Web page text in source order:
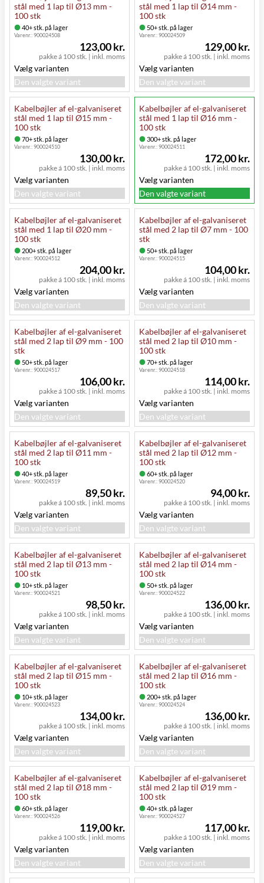
stål med 1 lap til Ø13 mm -
100 stk
40+ stk. på lager
Varenr.:900024508
pakke á 100 stk. | inkl. moms
123,00 kr.
Vælg varianten
Den valgte variant
stål med 1 lap til Ø14 mm -
100 stk
50+ stk. på lager
Varenr.:900024509
pakke á 100 stk. | inkl. moms
129,00 kr.
Vælg varianten
Den valgte variant
Kabelbøjler af el-galvaniseret
stål med 1 lap til Ø15 mm -
100 stk
70+ stk. på lager
Varenr.:900024510
pakke á 100 stk. | inkl. moms
130,00 kr.
Vælg varianten
Den valgte variant
Kabelbøjler af el-galvaniseret
stål med 1 lap til Ø16 mm -
100 stk
300+ stk. på lager
Varenr.:900024511
pakke á 100 stk. | inkl. moms
172,00 kr.
Vælg varianten
Den valgte variant
Kabelbøjler af el-galvaniseret
stål med 1 lap til Ø20 mm -
100 stk
200+ stk. på lager
Varenr.:900024512
pakke á 100 stk. | inkl. moms
204,00 kr.
Vælg varianten
Den valgte variant
Kabelbøjler af el-galvaniseret
stål med 2 lap til Ø7 mm - 100
stk
50+ stk. på lager
Varenr.:900024515
pakke á 100 stk. | inkl. moms
104,00 kr.
Vælg varianten
Den valgte variant
Kabelbøjler af el-galvaniseret
stål med 2 lap til Ø9 mm - 100
stk
50+ stk. på lager
Varenr.:900024517
pakke á 100 stk. | inkl. moms
106,00 kr.
Vælg varianten
Den valgte variant
Kabelbøjler af el-galvaniseret
stål med 2 lap til Ø10 mm -
100 stk
70+ stk. på lager
Varenr.:900024518
pakke á 100 stk. | inkl. moms
114,00 kr.
Vælg varianten
Den valgte variant
Kabelbøjler af el-galvaniseret
stål med 2 lap til Ø11 mm -
100 stk
40+ stk. på lager
Varenr.:900024519
pakke á 100 stk. | inkl. moms
89,50 kr.
Vælg varianten
Den valgte variant
Kabelbøjler af el-galvaniseret
stål med 2 lap til Ø12 mm -
100 stk
60+ stk. på lager
Varenr.:900024520
pakke á 100 stk. | inkl. moms
94,00 kr.
Vælg varianten
Den valgte variant
Kabelbøjler af el-galvaniseret
stål med 2 lap til Ø13 mm -
100 stk
10+ stk. på lager
Varenr.:900024521
pakke á 100 stk. | inkl. moms
98,50 kr.
Vælg varianten
Den valgte variant
Kabelbøjler af el-galvaniseret
stål med 2 lap til Ø14 mm -
100 stk
50+ stk. på lager
Varenr.:900024522
pakke á 100 stk. | inkl. moms
136,00 kr.
Vælg varianten
Den valgte variant
Kabelbøjler af el-galvaniseret
stål med 2 lap til Ø15 mm -
100 stk
10+ stk. på lager
Varenr.:900024523
pakke á 100 stk. | inkl. moms
134,00 kr.
Vælg varianten
Den valgte variant
Kabelbøjler af el-galvaniseret
stål med 2 lap til Ø16 mm -
100 stk
200+ stk. på lager
Varenr.:900024524
pakke á 100 stk. | inkl. moms
136,00 kr.
Vælg varianten
Den valgte variant
Kabelbøjler af el-galvaniseret
stål med 2 lap til Ø18 mm -
100 stk
60+ stk. på lager
Varenr.:900024526
pakke á 100 stk. | inkl. moms
119,00 kr.
Vælg varianten
Den valgte variant
Kabelbøjler af el-galvaniseret
stål med 2 lap til Ø19 mm -
100 stk
40+ stk. på lager
Varenr.:900024527
pakke á 100 stk. | inkl. moms
117,00 kr.
Vælg varianten
Den valgte variant